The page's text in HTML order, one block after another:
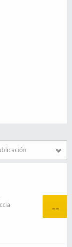
--